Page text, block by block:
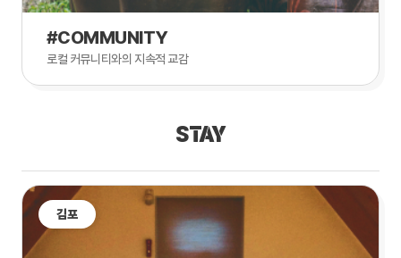
#COMMUNITY
로컬 커뮤니티와의 지속적 교감
STAY
김포